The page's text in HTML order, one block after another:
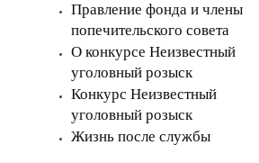
Правление фонда и члены
попечительского совета
О конкурсе Неизвестный
уголовный розыск
Конкурс Неизвестный
уголовный розыск
Жизнь после службы